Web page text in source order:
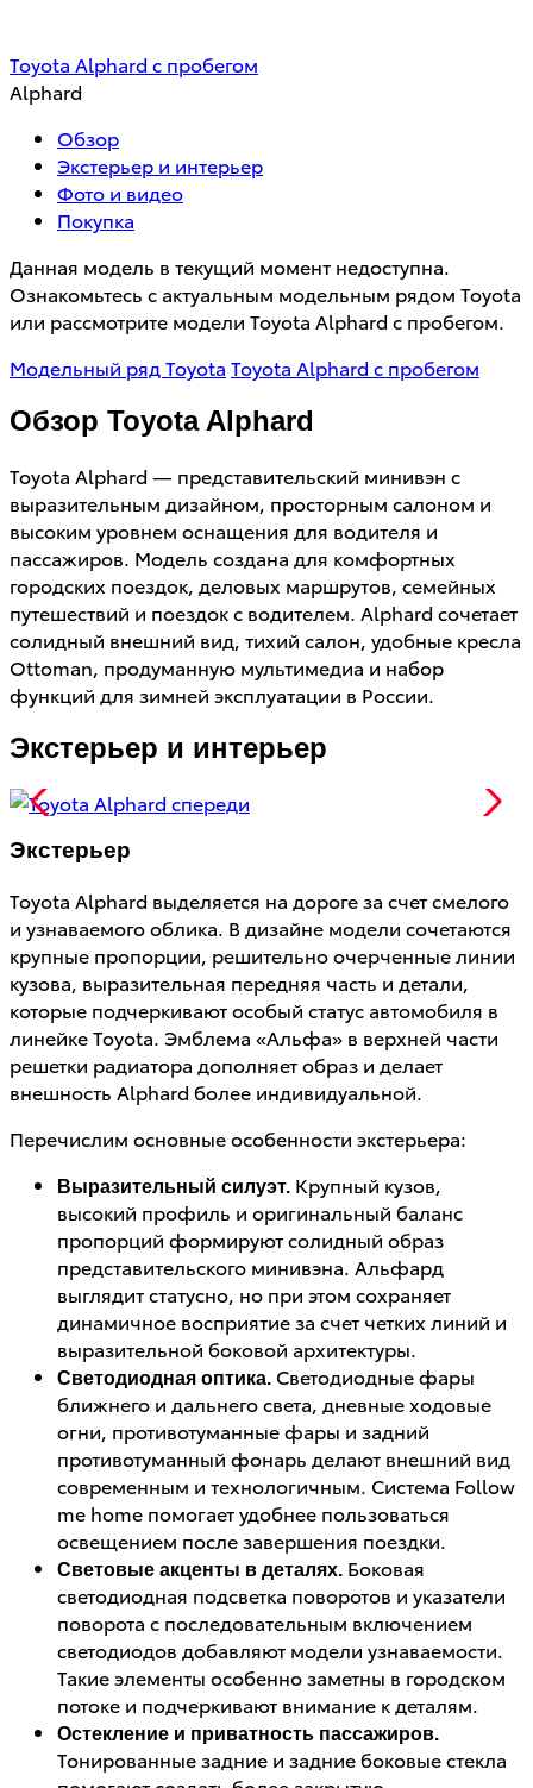
Toyota Alphard с пробегом
Alphard
Обзор
Экстерьер и интерьер
Фото и видео
Покупка
Данная модель в текущий момент недоступна.
Ознакомьтесь с актуальным модельным рядом Toyota
или рассмотрите модели Toyota Alphard с пробегом.
Модельный ряд Toyota Toyota Alphard с пробегом
Обзор Toyota Alphard
Toyota Alphard — представительский минивэн с
выразительным дизайном, просторным салоном и
высоким уровнем оснащения для водителя и
пассажиров. Модель создана для комфортных
городских поездок, деловых маршрутов, семейных
путешествий и поездок с водителем. Alphard сочетает
солидный внешний вид, тихий салон, удобные кресла
Ottoman, продуманную мультимедиа и набор
функций для зимней эксплуатации в России.
Экстерьер и интерьер
Экстерьер
Toyota Alphard выделяется на дороге за счет смелого
и узнаваемого облика. В дизайне модели сочетаются
крупные пропорции, решительно очерченные линии
кузова, выразительная передняя часть и детали,
которые подчеркивают особый статус автомобиля в
линейке Toyota. Эмблема «Альфа» в верхней части
решетки радиатора дополняет образ и делает
внешность Alphard более индивидуальной.
Перечислим основные особенности экстерьера:
Выразительный силуэт. Крупный кузов,
высокий профиль и оригинальный баланс
пропорций формируют солидный образ
представительского минивэна. Альфард
выглядит статусно, но при этом сохраняет
динамичное восприятие за счет четких линий и
выразительной боковой архитектуры.
Светодиодная оптика. Светодиодные фары
ближнего и дальнего света, дневные ходовые
огни, противотуманные фары и задний
противотуманный фонарь делают внешний вид
современным и технологичным. Система Follow
me home помогает удобнее пользоваться
освещением после завершения поездки.
Световые акценты в деталях. Боковая
светодиодная подсветка поворотов и указатели
поворота с последовательным включением
светодиодов добавляют модели узнаваемости.
Такие элементы особенно заметны в городском
потоке и подчеркивают внимание к деталям.
Остекление и приватность пассажиров.
Тонированные задние и задние боковые стекла